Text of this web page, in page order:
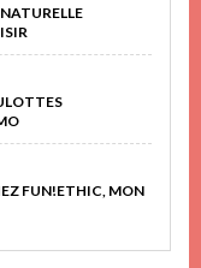
FUN!ETHIC, MON